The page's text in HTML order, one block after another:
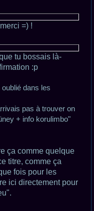
=) !
tu bossais là-
:p
dans les
pas à trouver on
+ info korulimbo"
ça comme quelque
titre, comme ça
fois pour les
ici directement pour